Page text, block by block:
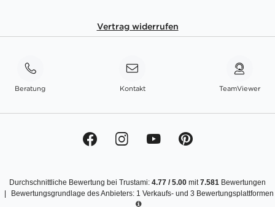
Vertrag widerrufen
Beratung Kontakt TeamViewer
Durchschnittliche Bewertung bei Trustami: 4.77 /5.00 mit7.581 Bewertungen
Bewertungsgrundlage des Anbieters: 1 Verkaufs- und 3 Bewertungsplattformen